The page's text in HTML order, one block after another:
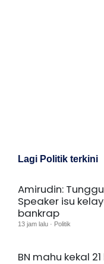
Lagi Politik terkini
Amirudin:
Speaker isu
bankrap
13 jam lalu · Politik
BN mahu kekal